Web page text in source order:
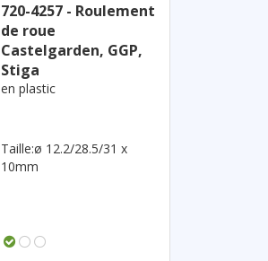
720-4257 - Roulement
de roue
Castelgarden, GGP,
Stiga
en plastic
Taille:ø 12.2/28.5/31 x
10mm